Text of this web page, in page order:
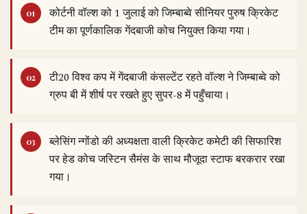
कोर्टनी वॉल्श को 1 जुलाई को जिम्बाब्वे सीनियर पुरुष क्रिकेट
टीम का पूर्णकालिक गेंदबाजी कोच नियुक्त किया गया।
टी20 विश्व कप में गेंदबाजी कंसल्टेंट रहते वॉल्श ने जिम्बाब्वे को
ग्रुप बी में शीर्ष पर रखते हुए सुपर-8 में पहुँचाया।
ब्लेसिंग न्गोंडो की अध्यक्षता वाली क्रिकेट कमेटी की सिफारिश
पर हेड कोच जस्टिन सैमंस के साथ मौजूदा स्टाफ बरकरार रखा
गया।